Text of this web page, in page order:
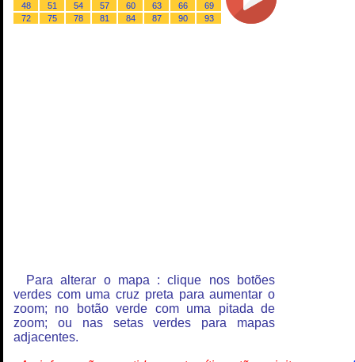
48
51 54 57 60 63 66
69
72
75 78 81 84 87 90 93
Para alterar o mapa : clique nos botões
verdes com uma cruz preta para aumentar o
zoom; no botão verde com uma pitada de
zoom; ou nas setas verdes para mapas
adjacentes.